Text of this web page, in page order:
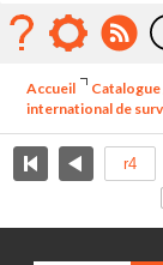
Accueil
international de